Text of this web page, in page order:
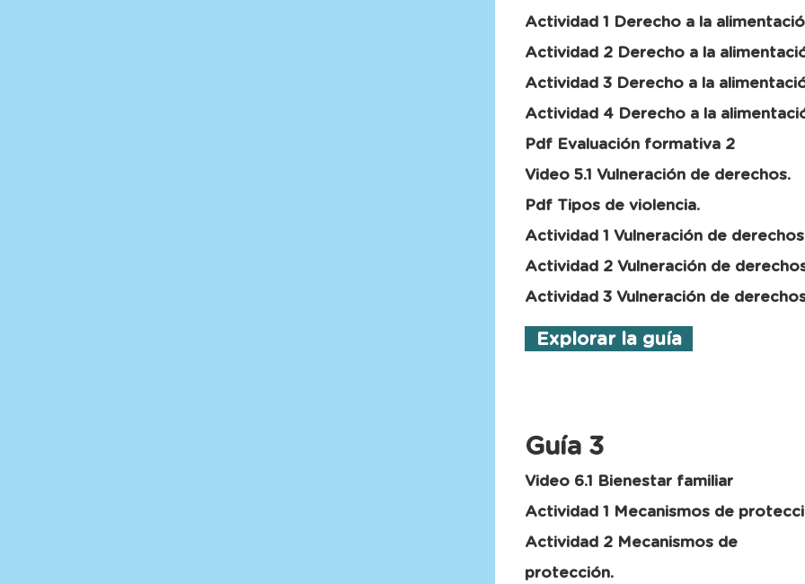
Actividad 1 Derecho a la
Actividad 2 Derecho a la
Actividad 3 Derecho a la
Actividad 4 Derecho a la
Pdf Evaluación formativa 2
Video 5.1 Vulneración de derechos.
Pdf Tipos de violencia.
Actividad 1 Vulneración de derechos
Actividad 2 Vulneración de
Actividad 3 Vulneración de
Explorar la guía
Guía 3
Video 6.1 Bienestar familiar
Actividad 1 Mecanismos de
Actividad 2 Mecanismos de
protección.